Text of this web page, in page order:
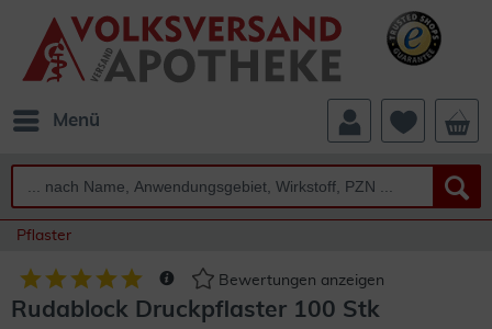
Menü
Pflaster
Bewertungen anzeigen
Rudablock Druckpflaster 100 Stk